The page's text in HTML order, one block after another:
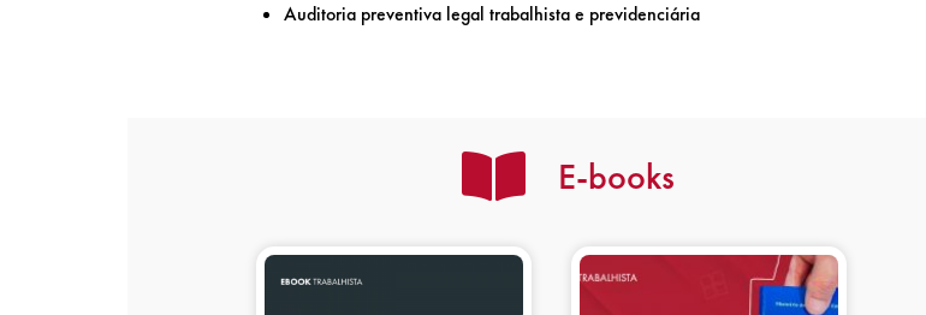
Auditoria preventiva legal trabalhista e previdenciária
E-books